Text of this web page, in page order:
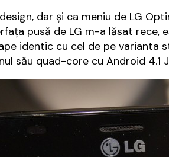
dar și ca meniu de LG
pusă de LG m-a lăsat
identic cu cel de pe varianta
său quad-core cu Android